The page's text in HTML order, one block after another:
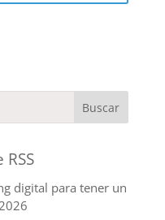
digital para tener un